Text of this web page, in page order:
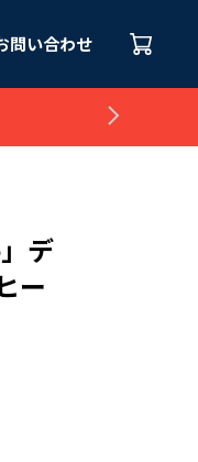
問い合わせ
デ
ー